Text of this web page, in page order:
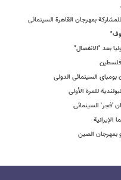
بمهرجان القاهرة السینمائی
بعد "الانفصال"
فلسطین
السینمائی الدولی
للمرة الأولی
'فجر' السینمائی
بمهرجان الصین